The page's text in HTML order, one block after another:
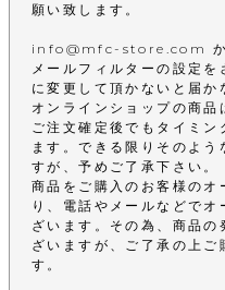
願い致します。
info@mfc-store.com か
メールフィルターの設定
に変更して頂かないと届か
オンラインショップの商品
ご注文確定後でもタイミ
ます。できる限りそのよう
すが、予めご了承下さい。
商品をご購入のお客様のオ
り、電話やメールなどで
ざいます。その為、商品
ざいますが、ご了承の上ご
す。